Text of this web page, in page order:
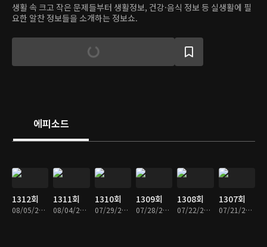
생활 속 크고 작은 문제들부터 생활정보, 건강·음식 정보 등 실생활에 필
요한 알찬 정보들을 소개하는 정보쇼.
에피소드
1312회
08/05/2026 • 48분
1311회
08/04/2026 • 49분
1310회
07/29/2026 • 49분
1309회
07/28/2026 • 49분
1308회
07/22/2026 • 49분
1307회
07/21/2026 • 49분